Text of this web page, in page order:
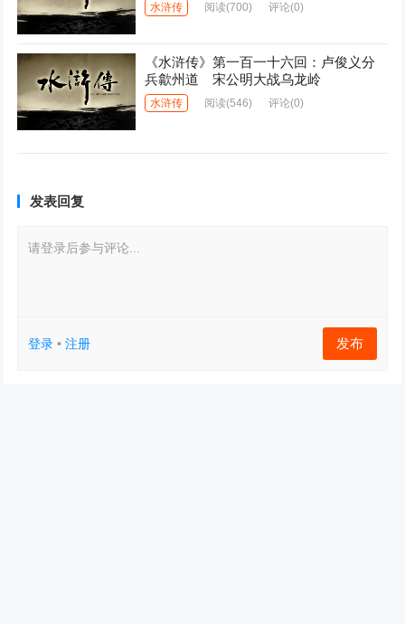
水浒传 阅读(700) 评论(0)
《水浒传》第一百一十六回：卢俊义分
兵歙州道 宋公明大战乌龙岭
水浒传 阅读(546) 评论(0)
发表回复
请登录后参与评论...
登录 •注册 发布